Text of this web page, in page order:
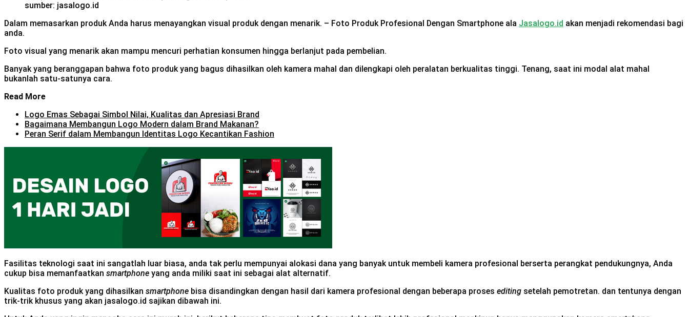
sumber: jasalogo.id
Dalam memasarkan produk Anda harus menayangkan visual produk dengan menarik. – Foto Produk Profesional Dengan Smartphone ala Jasalogo.id akan menjadi rekomendasi bagi
anda.
Foto visual yang menarik akan mampu mencuri perhatian konsumen hingga berlanjut pada pembelian.
Banyak yang beranggapan bahwa foto produk yang bagus dihasilkan oleh kamera mahal dan dilengkapi oleh peralatan berkualitas tinggi. Tenang, saat ini modal alat mahal
bukanlah satu-satunya cara.
Read More
Logo Emas Sebagai Simbol Nilai, Kualitas dan Apresiasi Brand
Bagaimana Membangun Logo Modern dalam Brand Makanan?
Peran Serif dalam Membangun Identitas Logo Kecantikan Fashion
Fasilitas teknologi saat ini sangatlah luar biasa, anda tak perlu mempunyai alokasi dana yang banyak untuk membeli kamera profesional berserta perangkat pendukungnya, Anda
cukup bisa memanfaatkan smartphone yang anda miliki saat ini sebagai alat alternatif.
Kualitas foto produk yang dihasilkan smartphone bisa disandingkan dengan hasil dari kamera profesional dengan beberapa proses editing setelah pemotretan. dan tentunya dengan
trik-trik khusus yang akan jasalogo.id sajikan dibawah ini.